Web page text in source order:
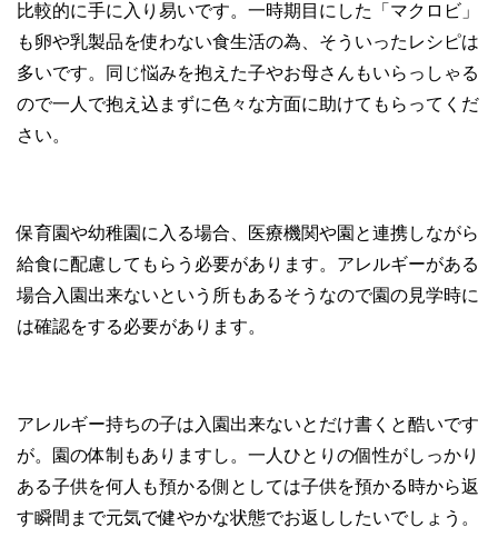
比較的に手に入り易いです。一時期目にした「マクロビ」
も卵や乳製品を使わない食生活の為、そういったレシピは
多いです。同じ悩みを抱えた子やお母さんもいらっしゃる
ので一人で抱え込まずに色々な方面に助けてもらってくだ
さい。
保育園や幼稚園に入る場合、医療機関や園と連携しながら
給食に配慮してもらう必要があります。アレルギーがある
場合入園出来ないという所もあるそうなので園の見学時に
は確認をする必要があります。
アレルギー持ちの子は入園出来ないとだけ書くと酷いです
が。園の体制もありますし。一人ひとりの個性がしっかり
ある子供を何人も預かる側としては子供を預かる時から返
す瞬間まで元気で健やかな状態でお返ししたいでしょう。